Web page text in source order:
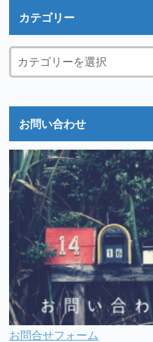
カテゴリー
お問い合わせ
お問合せフォーム